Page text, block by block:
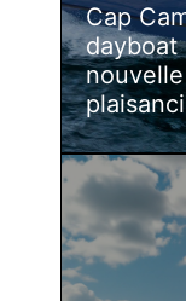
Cap
dayboat